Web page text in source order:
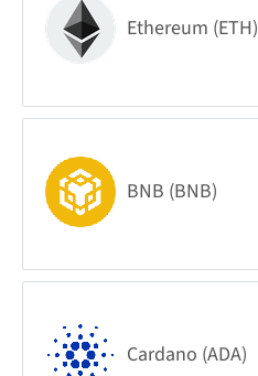
Ethereum (ETH)
BNB (BNB)
Cardano (ADA)